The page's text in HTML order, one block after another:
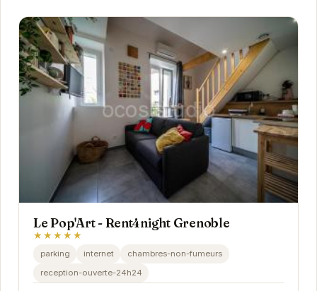
Le Pop'Art - Rent4night Grenoble
★★★★★
parking internet
chambres-non-fumeurs
reception-ouverte-24h24